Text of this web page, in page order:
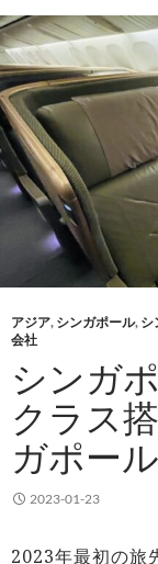
アジア, シンガポール, シ
会社
シンガ
クラス
ガポー
2023-01-23
2023年最初の旅